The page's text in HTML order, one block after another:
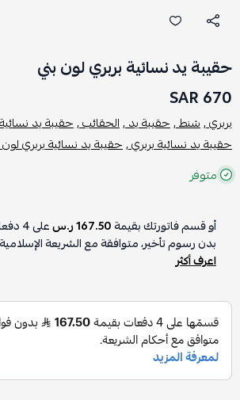
حقيبة يد نسائية بربري لون بني
670 SAR
بربري ,شنط ,حقيبة يد ,الحقائب ,حقيبة يد
حقيبة يد نسائية بربري ,حقيبة يد نسائية بربري لون
متوفر
أو قسم فاتورتك بقيمة167.50 ر.س على4
بدون رسوم تأخير، متوافقة مع الشريعة الإسلامية
اعرف أكثر